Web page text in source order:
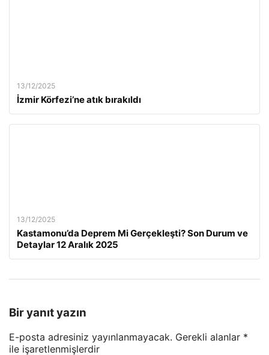
13/12/2025
İzmir Körfezi’ne atık bırakıldı
13/12/2025
Kastamonu’da Deprem Mi Gerçekleşti? Son Durum ve
Detaylar 12 Aralık 2025
Bir yanıt yazın
E-posta adresiniz yayınlanmayacak. Gerekli alanlar *
ile işaretlenmişlerdir